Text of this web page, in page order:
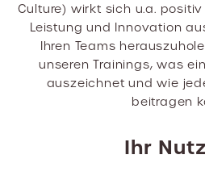
Culture) wirkt sich u.a.
Leistung und Innovation
Ihren Teams
unseren Trainings, was
auszeichnet und wie
beitragen
Ihr